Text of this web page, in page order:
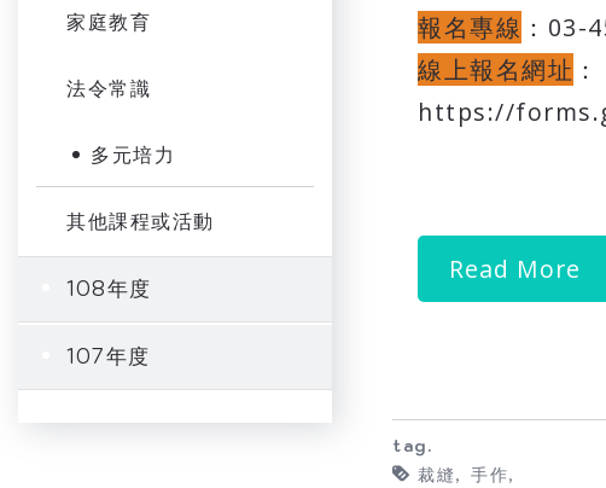
家庭教育
法令常識
多元培力
其他課程或活動
108年度
107年度
報名專線 ：03-
線上報名網址 ：
https://
Read More
tag.
裁縫 手作